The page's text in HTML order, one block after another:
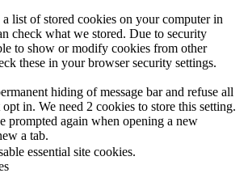
list of stored cookies on your computer in
check what we stored. Due to security
to show or modify cookies from other
these in your browser security settings.
hiding of message bar and refuse all
in. We need 2 cookies to store this setting.
prompted again when opening a new
a tab.
essential site cookies.